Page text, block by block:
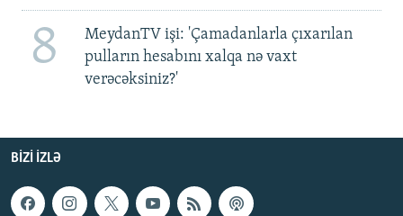
8
MeydanTV işi: 'Çamadanlarla çıxarılan
pulların hesabını xalqa nə vaxt
verəcəksiniz?'
BIZI IZLƏ